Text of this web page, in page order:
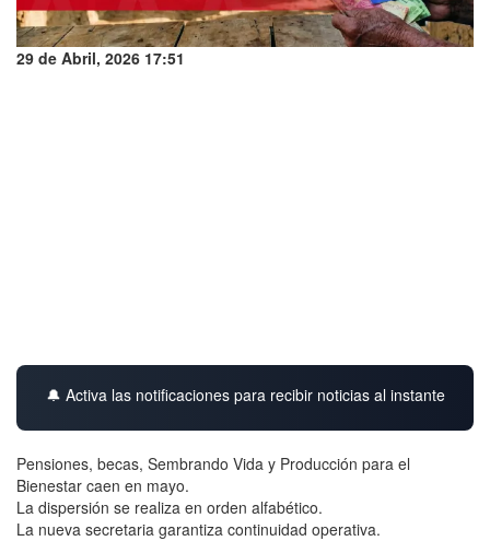
29 de Abril, 2026 17:51
🔔 Activa las notificaciones para recibir noticias al instante
Pensiones, becas, Sembrando Vida y Producción para el
Bienestar caen en mayo.
La dispersión se realiza en orden alfabético.
La nueva secretaria garantiza continuidad operativa.